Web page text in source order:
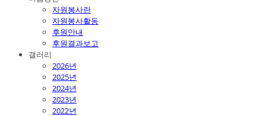
자원봉사란
자원봉사활동
후원안내
후원결과보고
갤러리
2026년
2025년
2024년
2023년
2022년